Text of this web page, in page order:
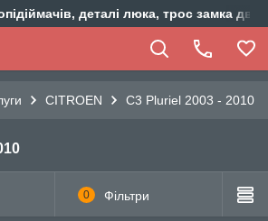
деталі люка, трос замка
CITROEN C3 Pluriel 2003 - 2010
0 Фільтри